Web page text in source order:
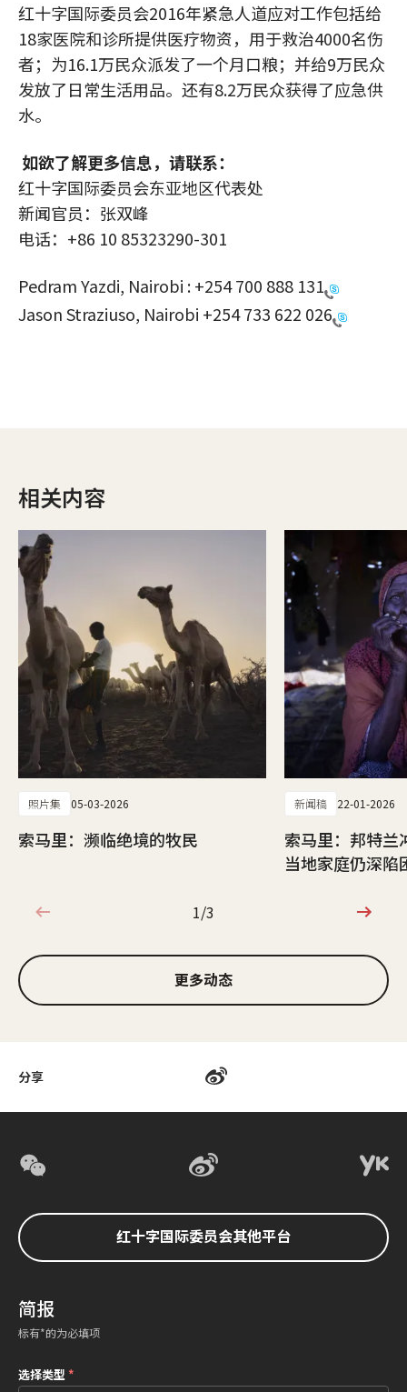
分享
红十字国际委员会2016年紧急人道应对工作包括给
18家医院和诊所提供医疗物资，用于救治4000名伤
者；为16.1万民众派发了一个月口粮；并给9万民众
发放了日常生活用品。还有8.2万民众获得了应急供
水。
如欲了解更多信息，请联系：
红十字国际委员会东亚地区代表处
新闻官员：张双峰
电话：+86 10 85323290-301
Pedram Yazdi, Nairobi :+254 700 888 131
Jason Straziuso, Nairobi +254 733 622 026
相关内容
照片集 05-03-2026
索马里：濒临绝境的牧民
新闻稿 22-01-2026
索马里：邦特兰
当地家庭仍深陷
1/3
1/3
更多动态
红十字国际委员会其他平台
简报
标有*的为必填项
选择类型 *